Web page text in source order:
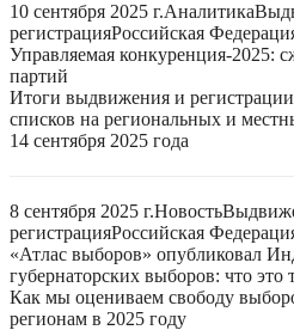
10 сентября 2025 г.Аналитика
регистрацияРоссийская
Управляемая конкуренция-2025:
партий
Итоги выдвижения и
списков на региональных и
14 сентября 2025 года
8 сентября 2025 г.Новость
регистрацияРоссийская
«Атлас выборов» опубликовал
губернаторских выборов: что это
Как мы оцениваем свободу
регионам в 2025 году